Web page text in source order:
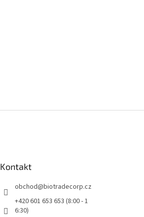
Kontakt
obchod@biotradecorp.cz
+420 601 653 653 (8:00 - 1
6:30)